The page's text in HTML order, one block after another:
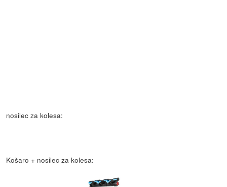
nosilec za kolesa:
Košaro + nosilec za kolesa: